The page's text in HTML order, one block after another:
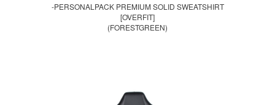
-PERSONALPACK PREMIUM SOLID SWEATSHIRT
[OVERFIT]
(FORESTGREEN)